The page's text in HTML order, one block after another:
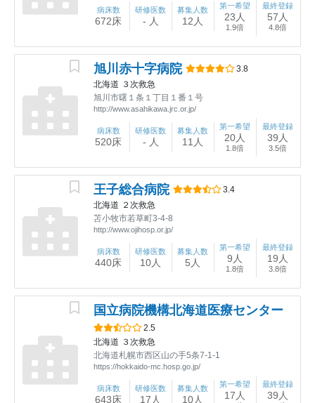
病床数
672床
研修医数
- 人
募集人数
12人
第一希望
23人
1.9倍
最終登録
57人
4.8倍
旭川赤十字病院
3.8
北海道 ３次救急
旭川市曙１条１丁目１番１号
http://www.asahikawa.jrc.or.jp/
病床数
520床
研修医数
- 人
募集人数
11人
第一希望
20人
1.8倍
最終登録
39人
3.5倍
王子総合病院
3.4
北海道 ２次救急
苫小牧市若草町3-4-8
http://www.ojihosp.or.jp/
病床数
440床
研修医数
10人
募集人数
5人
第一希望
9人
1.8倍
最終登録
19人
3.8倍
国立病院機構北海道医療センター
2.5
北海道 ３次救急
北海道札幌市西区山の手5条7-1-1
https://hokkaido-mc.hosp.go.jp/
病床数
643床
研修医数
17人
募集人数
10人
第一希望
17人
最終登録
39人